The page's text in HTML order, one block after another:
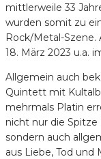
mittlerweile 33
wurden somit zu
Rock/Metal-Szene.
18. März 2023 u.a.
Allgemein auch
Quintett mit
mehrmals Platin
nicht nur die
sondern auch
aus Liebe, Tod